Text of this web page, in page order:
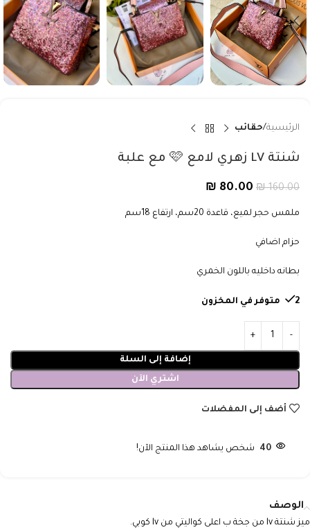
الرئيسية حقائب
شنتة LV زهري لامع 🩷 مع علبة
₪160.00
₪ 80.00
ملمس حجر لميع، قاعدة 20سم، ارتفاع 18سم
حزام اضافي
بطانه داخليه باللون الخمري
2 متوفر في المخزون
إضافة إلى السلة
اشتري الآن
أضف إلى المفضلات
40 شخص يشاهد هذا المنتج الآن!
الوصف
ميز شنتة lv من جخة ب اعلى كواليتي من lv كوبي.